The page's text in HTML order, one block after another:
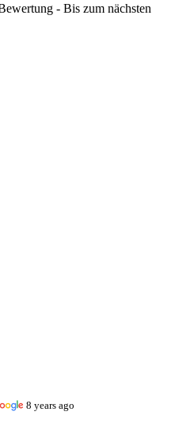
- Bis zum nächsten
8 years ago